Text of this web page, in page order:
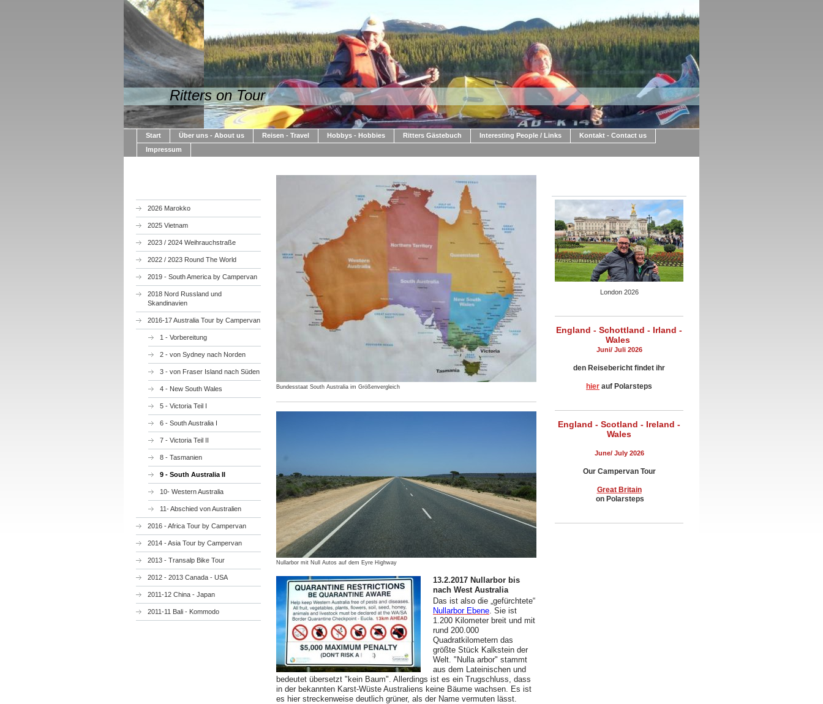
Ritters on Tour
Start Über uns - About us Reisen - Travel Hobbys - Hobbies Ritters Gästebuch Interesting People / Links
Kontakt - Contact us
Impressum
2026 Marokko
2025 Vietnam
2023 / 2024 Weihrauchstraße
2022 / 2023 Round The World
2019 - South America by Campervan
2018 Nord Russland und
Skandinavien
2016-17 Australia Tour by Campervan
1 - Vorbereitung
2 - von Sydney nach Norden
3 - von Fraser Island nach Süden
4 - New South Wales
5 - Victoria Teil I
6 - South Australia I
7 - Victoria Teil II
8 - Tasmanien
9 - South Australia II
10- Western Australia
11- Abschied von Australien
2016 - Africa Tour by Campervan
2014 - Asia Tour by Campervan
2013 - Transalp Bike Tour
2012 - 2013 Canada - USA
2011-12 China - Japan
2011-11 Bali - Kommodo
Bundesstaat South Australia im Größenvergleich
Nullarbor mit Null Autos auf dem Eyre Highway
13.2.2017 Nullarbor bis
nach West Australia
Das ist also die „gefürchtete“
Nullarbor Ebene. Sie ist
1.200 Kilometer breit und mit
rund 200.000
Quadratkilometern das
größte Stück Kalkstein der
Welt. "Nulla arbor" stammt
aus dem Lateinischen und
bedeutet übersetzt "kein Baum". Allerdings ist es ein Trugschluss, dass
in der bekannten Karst-Wüste Australiens keine Bäume wachsen. Es ist
es hier streckenweise deutlich grüner, als der Name vermuten lässt.
London 2026
England - Schottland - Irland -
Wales
Juni/ Juli 2026
den Reisebericht findet ihr
hier auf Polarsteps
England - Scotland - Ireland -
Wales
June/ July 2026
Our Campervan Tour
Great Britain
on Polarsteps